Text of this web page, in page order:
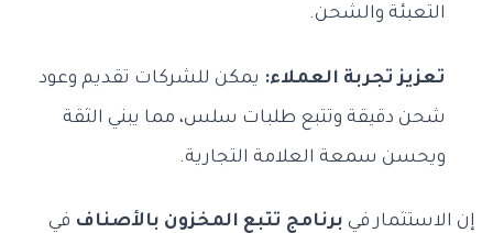
التعبئة والشحن.
تعزيز تجربة العملاء: يمكن للشركات تقديم وعود
شحن دقيقة وتتبع طلبات سلس، مما يبني الثقة
ويحسن سمعة العلامة التجارية.
إن الاستثمار في برنامج تتبع المخزون بالأصناف في